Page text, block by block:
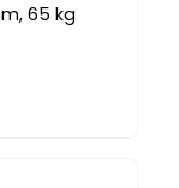
65 kg